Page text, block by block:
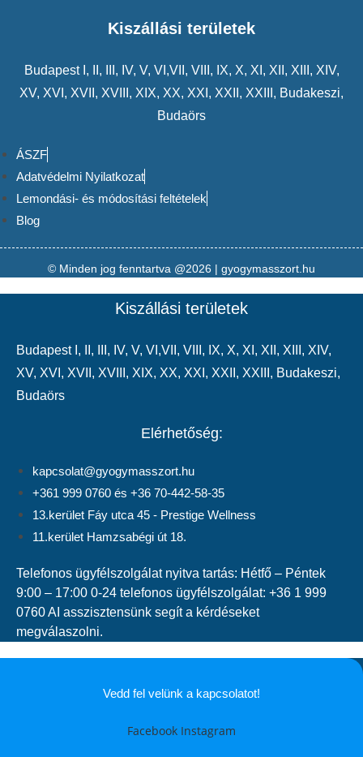
Kiszállási területek
Budapest , , , IV, V, VI ,VII, VIII , IX, X, XI , XII , XIII , XIV,
XV, XVI , XVII , XVIII , XIX, XX, XXI , XXII , XXIII , Budakeszi,
Budaörs
ÁSZF
Adatvédelmi Nyilatkozat
Lemondási- és módosítási feltételek
Blog
© Minden jog fenntartva @2026 | gyogymasszort.hu
Kiszállási területek
Budapest , , , IV, V, VI ,VII, VIII , IX, X, XI , XII , XIII , XIV,
XV, XVI , XVII , XVIII , XIX, XX, XXI , XXII , XXIII , Budakeszi,
Budaörs
Elérhetőség:
kapcsolat@gyogymasszort.hu
+361 999 0760 és +36 70-442-58-35
13.kerület Fáy utca 45 - Prestige Wellness
11.kerület Hamzsabégi út 18.
Telefonos ügyfélszolgálat nyitva tartás: Hétfő – Péntek
9:00 – 17:00 0-24 telefonos ügyfélszolgálat: +36 1 999
0760 AI asszisztensünk segít a kérdéseket
megválaszolni.
Vedd fel velünk a kapcsolatot!
Facebook Instagram